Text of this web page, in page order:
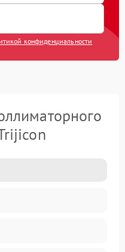
конфиденциальности